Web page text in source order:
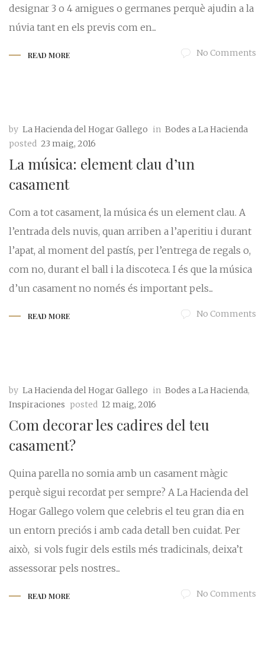
designar 3 o 4 amigues o germanes perquè ajudin a la
núvia tant en els previs com en...
READ MORE No Comments
by La Hacienda del Hogar Gallego in Bodes a La Hacienda
posted 23 maig, 2016
La música: element clau d’un
casament
Com a tot casament, la música és un element clau. A
l’entrada dels nuvis, quan arriben a l’aperitiu i durant
l’apat, al moment del pastís, per l’entrega de regals o,
com no, durant el ball i la discoteca. I és que la música
d’un casament no només és important pels...
READ MORE No Comments
by La Hacienda del Hogar Gallego in Bodes a La Hacienda,
Inspiraciones posted 12 maig, 2016
Com decorar les cadires del teu
casament?
Quina parella no somia amb un casament màgic
perquè sigui recordat per sempre? A La Hacienda del
Hogar Gallego volem que celebris el teu gran dia en
un entorn preciós i amb cada detall ben cuidat. Per
això, si vols fugir dels estils més tradicinals, deixa’t
assessorar pels nostres...
READ MORE No Comments